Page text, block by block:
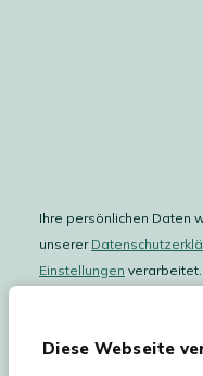
Diese Webseite
Ihre persönlichen Daten
unserer
Einstellungen